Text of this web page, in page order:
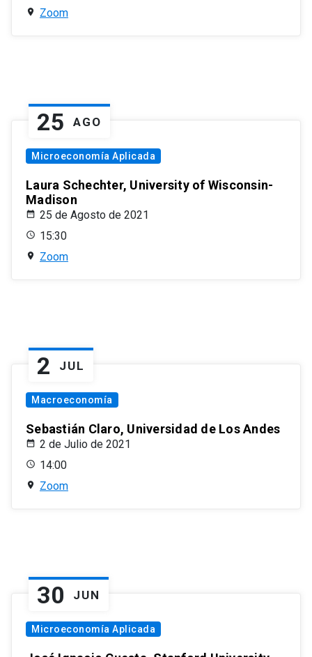
Zoom
25 AGO
Microeconomía Aplicada
Laura Schechter, University of Wisconsin-
Madison
25 de Agosto de 2021
15:30
Zoom
2 JUL
Macroeconomía
Sebastián Claro, Universidad de Los Andes
2 de Julio de 2021
14:00
Zoom
30 JUN
Microeconomía Aplicada